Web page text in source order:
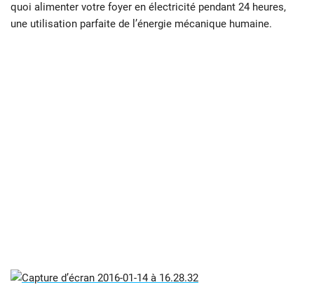
quoi alimenter votre foyer en électricité pendant 24 heures,
une utilisation parfaite de l’énergie mécanique humaine.